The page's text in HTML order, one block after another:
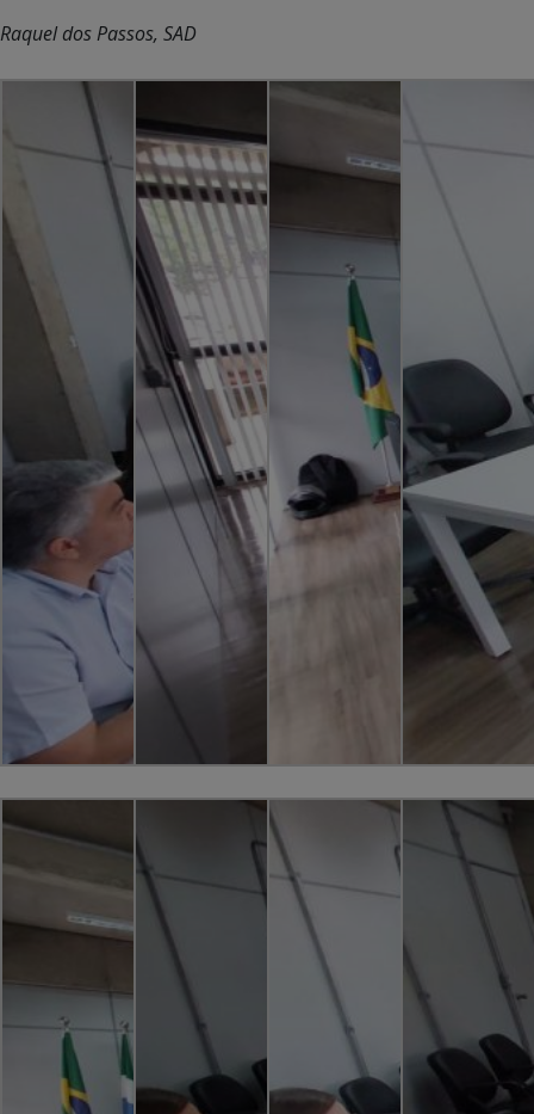
Raquel dos Passos, SAD